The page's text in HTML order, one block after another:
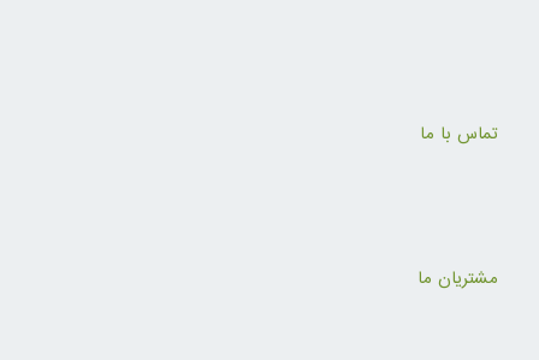
تماس با ما
مشتریان ما